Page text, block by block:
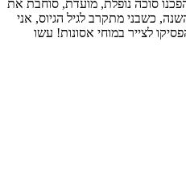
סוכה נופלת, מועדת, סוחבת את
כשבני מתקרב לגיל הגיוס, אני
לצייר במוחי אסונות! עשו